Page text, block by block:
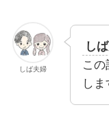
しば夫婦
し
こ
しま